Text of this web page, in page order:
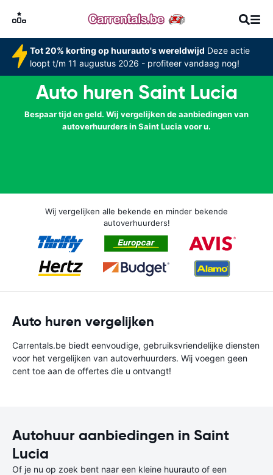
Tot 20% korting op huurauto's wereldwijd Deze actie
loopt t/m 11 augustus 2026 - profiteer vandaag nog!
Auto huren Saint Lucia
Bespaar tijd en geld. Wij vergelijken de aanbiedingen van
autoverhuurders in Saint Lucia voor u.
Wij vergelijken alle bekende en minder bekende
autoverhuurders!
Auto huren vergelijken
Carrentals.be biedt eenvoudige, gebruiksvriendelijke diensten
voor het vergelijken van autoverhuurders. Wij voegen geen
cent toe aan de offertes die u ontvangt!
Autohuur aanbiedingen in Saint
Lucia
Of je nu op zoek bent naar een kleine huurauto of een